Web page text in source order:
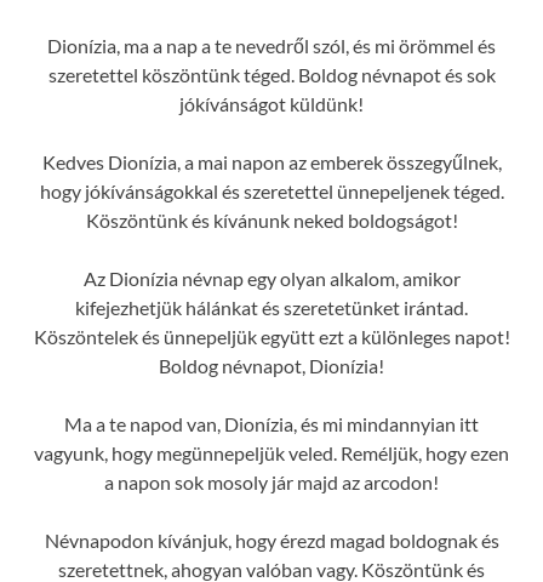
Dionízia, ma a nap a te nevedről szól, és mi örömmel és
szeretettel köszöntünk téged. Boldog névnapot és sok
jókívánságot küldünk!
Kedves Dionízia, a mai napon az emberek összegyűlnek,
hogy jókívánságokkal és szeretettel ünnepeljenek téged.
Köszöntünk és kívánunk neked boldogságot!
Az Dionízia névnap egy olyan alkalom, amikor
kifejezhetjük hálánkat és szeretetünket irántad.
Köszöntelek és ünnepeljük együtt ezt a különleges napot!
Boldog névnapot, Dionízia!
Ma a te napod van, Dionízia, és mi mindannyian itt
vagyunk, hogy megünnepeljük veled. Reméljük, hogy ezen
a napon sok mosoly jár majd az arcodon!
Névnapodon kívánjuk, hogy érezd magad boldognak és
szeretettnek, ahogyan valóban vagy. Köszöntünk és